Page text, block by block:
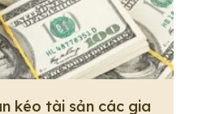
kéo tài sản các gia